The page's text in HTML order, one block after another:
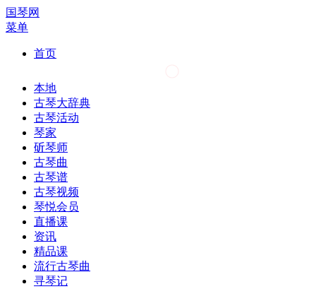
国琴网
菜单
首页
本地
古琴大辞典
古琴活动
琴家
斫琴师
古琴曲
古琴谱
古琴视频
琴悦会员
直播课
资讯
精品课
流行古琴曲
寻琴记